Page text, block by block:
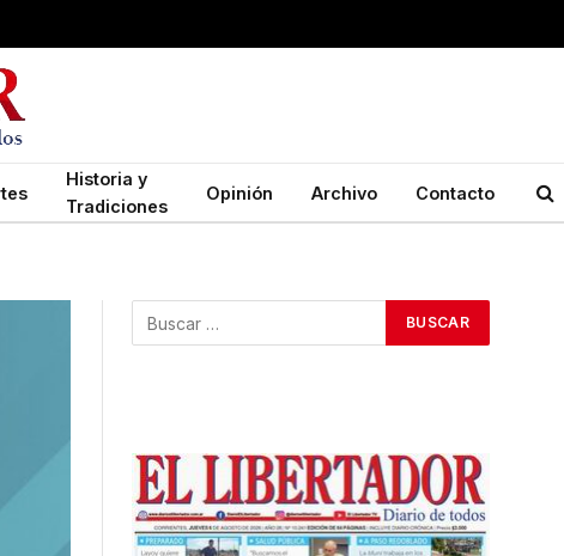
Historia y
Tradiciones
Opinión Archivo Contacto